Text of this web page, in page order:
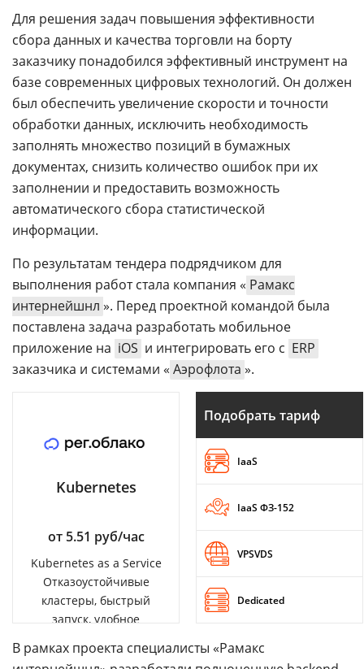
Реклама
Вакансии
Контакты
Дзен
VK
Rutube
Для решения задач повышения эффективности
сбора данных и качества торговли на борту
заказчику понадобился эффективный инструмент на
базе современных цифровых технологий. Он должен
был обеспечить увеличение скорости и точности
обработки данных, исключить необходимость
заполнять множество позиций в бумажных
документах, снизить количество ошибок при их
заполнении и предоставить возможность
автоматического сбора статистической
информации.
По результатам тендера подрядчиком для
выполнения работ стала компания « Рамакс
интернейшнл ». Перед проектной командой была
поставлена задача разработать мобильное
приложение на iOS и интегрировать его с ERP
заказчика и системами « Аэрофлота ».
Kubernetes
от 5.51 руб/час
Kubernetes as a Service
Отказоустойчивые
кластеры, быстрый
запуск, удобное
Подобрать тариф
IaaS
IaaS ФЗ-152
VPSVDS
Dedicated
В рамках проекта специалисты «Рамакс